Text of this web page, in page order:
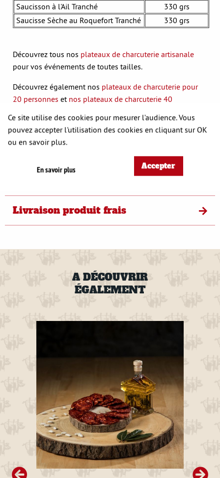
Saucisson à l'Ail Tranché
330 grs
Saucisse Sèche au Roquefort Tranché
330 grs
Découvrez tous nos plateaux de charcuterie artisanale
pour vos événements de toutes tailles.
Découvrez également nos plateaux de charcuterie pour
20 personnes et nos plateaux de charcuterie 40
Vous souhaitez un plateau de charcuterie sur-mesure ?
Contactez-nous
Livraison produit frais
A DÉCOUVRIR
ÉGALEMENT
€
Ce site utilise des cookies pour mesurer l’audience. Vous
pouvez accepter l'utilisation des cookies en cliquant sur OK
ou en savoir plus.
En savoir plus Accepter
S'opposer